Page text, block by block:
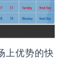
上优势的快